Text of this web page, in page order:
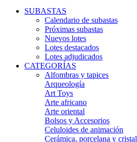
SUBASTAS
Calendario de subastas
Próximas subastas
Nuevos lotes
Lotes destacados
Lotes adjudicados
CATEGORÍAS
Alfombras y tapices
Arqueología
Art Toys
Arte africano
Arte oriental
Bolsos y Accesorios
Celuloides de animación
Cerámica, porcelana y cristal